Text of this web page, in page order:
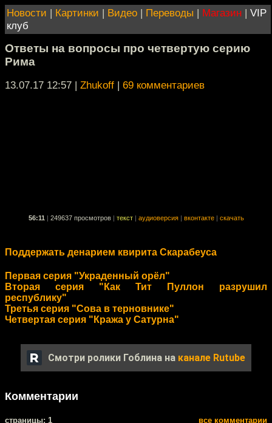
Новости | Картинки | Видео | Переводы | Магазин | VIP
клуб
Ответы на вопросы про четвертую серию
Рима
13.07.17 12:57 | Zhukoff | 69 комментариев
56:11 249637 просмотров текст аудиоверсия вконтакте скачать
Поддержать денарием квирита Скарабеуса
Первая серия "Украденный орёл"
Вторая серия "Как Тит Пуллон разрушил
республику"
Третья серия "Сова в терновнике"
Четвертая серия "Кража у Сатурна"
Смотри ролики Гоблина на канале Rutube
Комментарии
cтраницы: 1 все комментарии